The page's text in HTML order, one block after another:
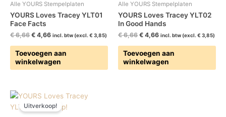
Alle YOURS Stempelplaten
YOURS Loves Tracey YLT01
Face Facts
€6,66 € 4,66 incl. btw (excl.€ 3,85)
Toevoegen aan
winkelwagen
Alle YOURS Stempelplaten
YOURS Loves Tracey YLT02
In Good Hands
€6,66 € 4,66 incl. btw (excl.€ 3,85)
Toevoegen aan
winkelwagen
Uitverkoop!
Oorspronkelijke
prijs
was:
Huidige
prijs
is: